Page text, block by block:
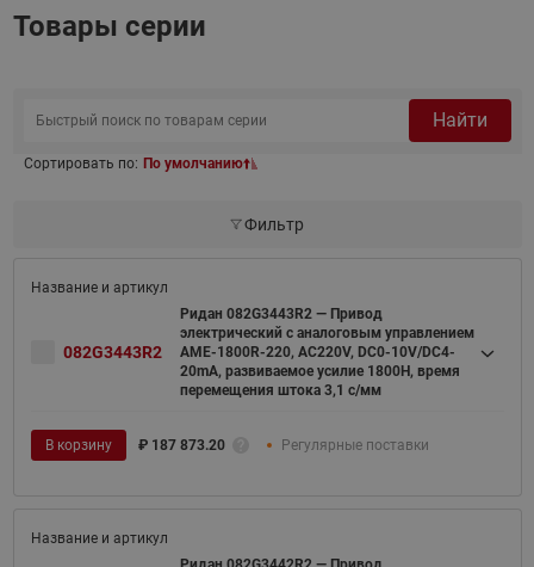
Товары серии
Найти
Сортировать по: По умолчанию
Фильтр
082G3443R2
Ридан 082G3443R2 — Привод
электрический с аналоговым управлением
AME-1800R-220, AC220V, DC0-10V/DC4-
20mA, развиваемое усилие 1800Н, время
перемещения штока 3,1 с/мм
В корзину ₽ 187 873.20 Регулярные поставки